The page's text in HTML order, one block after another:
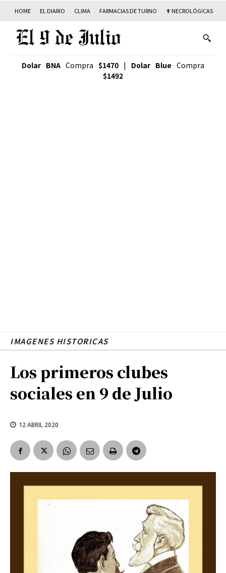
HOME EL DIARIO CLIMA FARMACIAS DE TURNO ✟ NECROLÓGICAS
Dolar BNA Compra $1470 | Dolar Blue Compra
$1492
IMAGENES HISTORICAS
Los primeros clubes
sociales en 9 de Julio
12 ABRIL 2020